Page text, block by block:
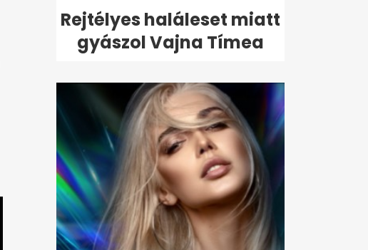
Rejtélyes haláleset miatt
gyászol Vajna Tímea